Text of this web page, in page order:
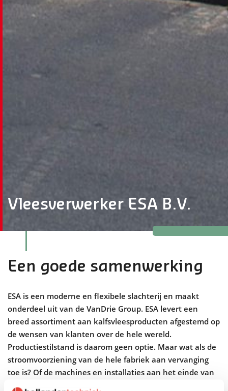
Vleesverwerker ESA B.V.
Een goede samenwerking
ESA is een moderne en flexibele slachterij en maakt
onderdeel uit van de VanDrie Group. ESA levert een
breed assortiment aan kalfsvleesproducten afgestemd op
de wensen van klanten over de hele wereld.
Productiestilstand is daarom geen optie. Maar wat als de
stroomvoorziening van de hele fabriek aan vervanging
toe is? Of de machines en installaties aan het einde van
hun levenscyclus en dus aan vervanging toe zijn? Geen